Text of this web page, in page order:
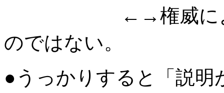
←→権威によって
のではない。
●うっかりすると「説